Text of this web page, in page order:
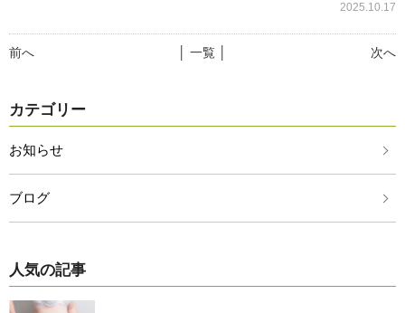
2025.10.17
前へ 次へ
│ 一覧 │
カテゴリー
お知らせ
ブログ
人気の記事